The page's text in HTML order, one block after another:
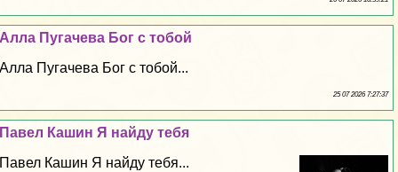
Алла Пугачева Бог с тобой
Алла Пугачева Бог с тобой...
25 07 2026 7:27:37
Павел Кашин Я найду тебя
Павел Кашин Я найду тебя...